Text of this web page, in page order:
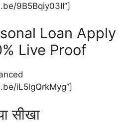
9B5Bqiy03II”]
Loan Apply
Live Proof
iL5lgQrkMyg”]
सीखा